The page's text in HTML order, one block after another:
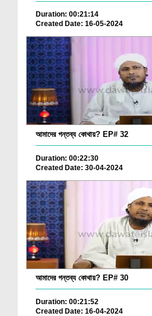
Duration: 00:21:14
Created Date: 16-05-2024
আমাদের গন্তব্য কোথায়? EP# 32
Duration: 00:22:30
Created Date: 30-04-2024
আমাদের গন্তব্য কোথায়? EP# 30
Duration: 00:21:52
Created Date: 16-04-2024